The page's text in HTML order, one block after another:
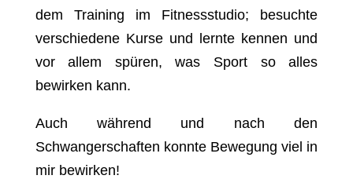
dem Training im Fitnessstudio; besuchte
verschiedene Kurse und lernte kennen und
vor allem spüren, was Sport so alles
bewirken kann.
Auch während und nach den
Schwangerschaften konnte Bewegung viel in
mir bewirken!